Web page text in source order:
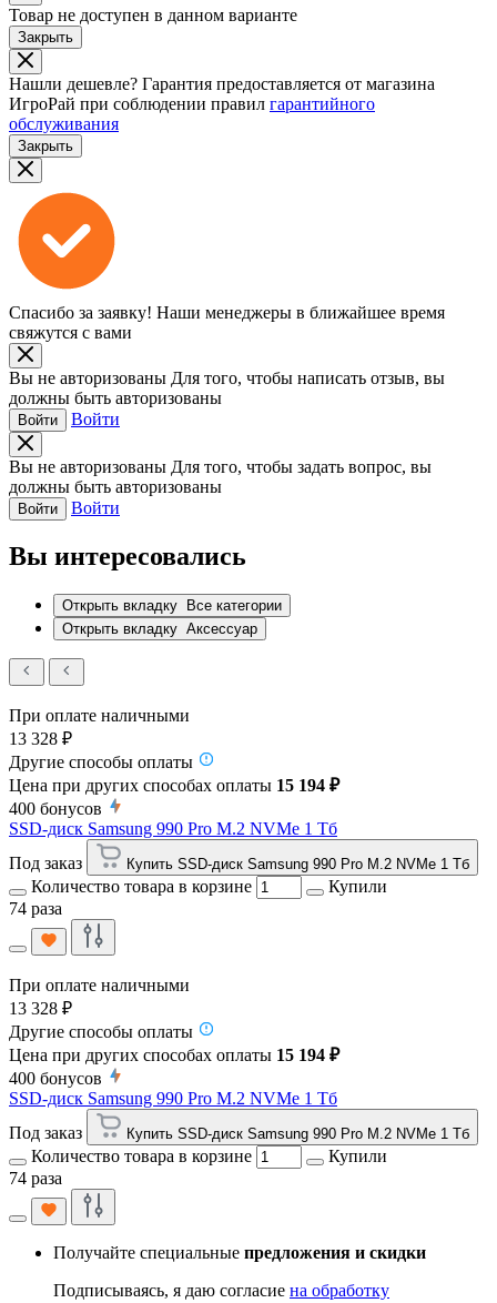
Товар не доступен в данном варианте
Закрыть
Нашли дешевле? Гарантия предоставляется от магазина
ИгроРай при соблюдении правил гарантийного
обслуживания
Закрыть
Спасибо за заявку! Наши менеджеры в ближайшее время
свяжутся с вами
Вы не авторизованы Для того, чтобы написать отзыв, вы
должны быть авторизованы
Войти Войти
Вы не авторизованы Для того, чтобы задать вопрос, вы
должны быть авторизованы
Войти Войти
Вы интересовались
Открыть вкладку
Все категории
Открыть вкладку Аксессуар
При оплате наличными
13 328 ₽
Другие способы оплаты
Цена при других способах оплаты 15 194 ₽
400 бонусов
SSD-диск Samsung 990 Pro M.2 NVMe 1 Тб
Под заказ
Купить SSD-диск Samsung 990 Pro M.2 NVMe 1 Тб
Количество товара в корзине
Купили
74 раза
При оплате наличными
13 328 ₽
Другие способы оплаты
Цена при других способах оплаты 15 194 ₽
400 бонусов
SSD-диск Samsung 990 Pro M.2 NVMe 1 Тб
Под заказ
Купить SSD-диск Samsung 990 Pro M.2 NVMe 1 Тб
Количество товара в корзине
Купили
74 раза
Получайте специальные предложения и скидки
Подписываясь, я даю согласие на обработку